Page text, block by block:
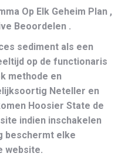
Op Elk Geheim Plan ,
Beoordelen .
sediment als een
op de functionaris
methode en
Neteller en
Hoosier State de
indien inschakelen
beschermt elke
website.